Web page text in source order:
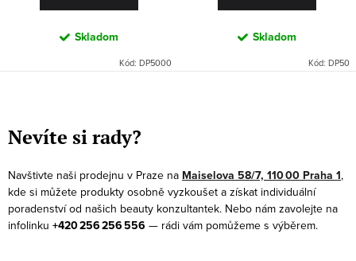
Skladom
Kód: DP5000
Skladom
Kód: DP50
v
l
á
d
a
c
Nevíte si rady?
Navštivte naši prodejnu v Praze na Maiselova 58/7, 110 00 Praha 1,
kde si můžete produkty osobně vyzkoušet a získat individuální
poradenství od našich beauty konzultantek. Nebo nám zavolejte na
infolinku +420 256 256 556 — rádi vám pomůžeme s výběrem.